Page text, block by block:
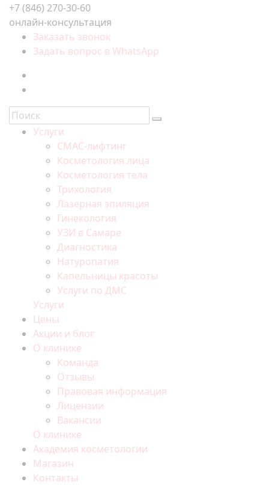
+7 (846) 270-30-60
онлайн-консультация
Заказать звонок
Задать вопрос в WhatsApp
Услуги
СМАС-лифтинг
Косметология лица
Косметология тела
Трихология
Лазерная эпиляция
Гинекология
УЗИ в Самаре
Диагностика
Натуропатия
Капельницы красоты
Услуги по ДМС
Услуги
Цены
Акции и блог
О клинике
Команда
Отзывы
Правовая информация
Лицензии
Вакансии
О клинике
Академия косметологии
Магазин
Контакты